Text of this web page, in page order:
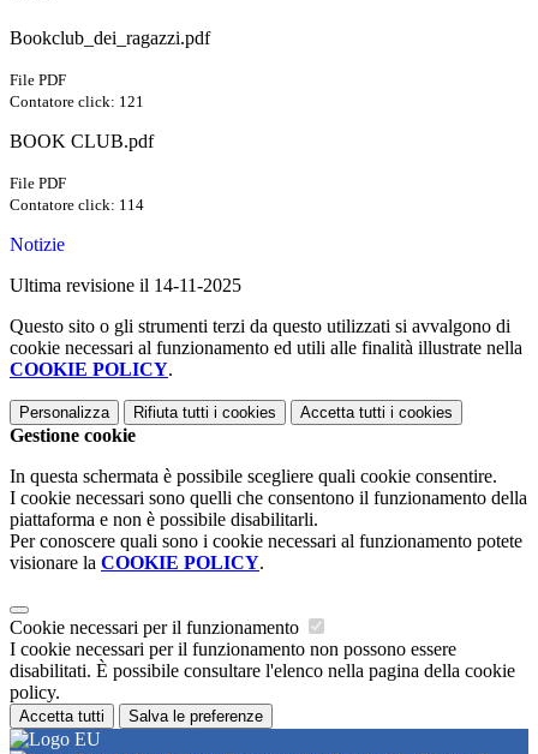
Bookclub_dei_ragazzi.pdf
File PDF
Contatore click: 121
BOOK CLUB.pdf
File PDF
Contatore click: 114
Notizie
Ultima revisione il 14-11-2025
Questo sito o gli strumenti terzi da questo utilizzati si avvalgono di
cookie necessari al funzionamento ed utili alle finalità illustrate nella
COOKIE POLICY.
Personalizza Rifiuta tutti i cookies Accetta tutti i cookies
Gestione cookie
In questa schermata è possibile scegliere quali cookie consentire.
I cookie necessari sono quelli che consentono il funzionamento della
piattaforma e non è possibile disabilitarli.
Per conoscere quali sono i cookie necessari al funzionamento potete
visionare la COOKIE POLICY.
Cookie necessari per il funzionamento
I cookie necessari per il funzionamento non possono essere
disabilitati. È possibile consultare l'elenco nella pagina della cookie
policy.
Accetta tutti Salva le preferenze